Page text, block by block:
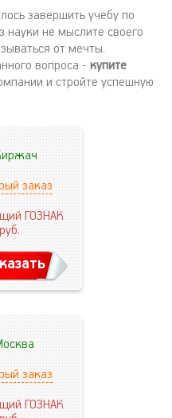
завершить учебу по
науки не мыслите своего
от мечты.
вопроса - купите
и стройте успешную
заказ
ГОЗНАК
заказ
ГОЗНАК